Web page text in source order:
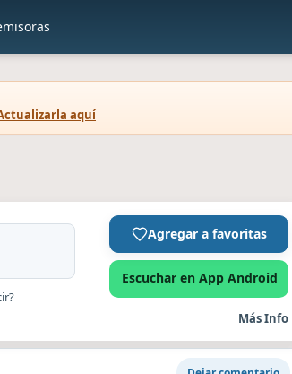
aquí
Agregar a favoritas
Escuchar en App Android
Más Info